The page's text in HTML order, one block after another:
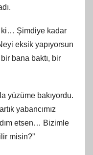
ki… Şimdiye kadar
eksik yapıyorsun
bana baktı, bir
yüzüme bakıyordu.
yabancımız
etsen… Bizimle
misin?”